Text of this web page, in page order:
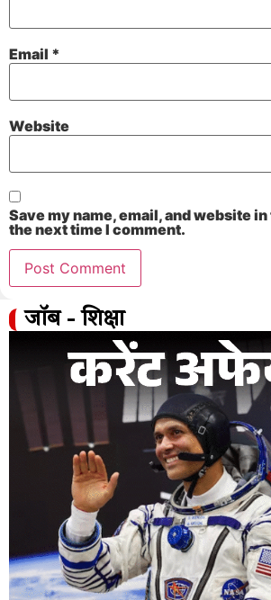
Email *
Website
Save my name, email, and website
the next time I comment.
जॉब - शिक्षा